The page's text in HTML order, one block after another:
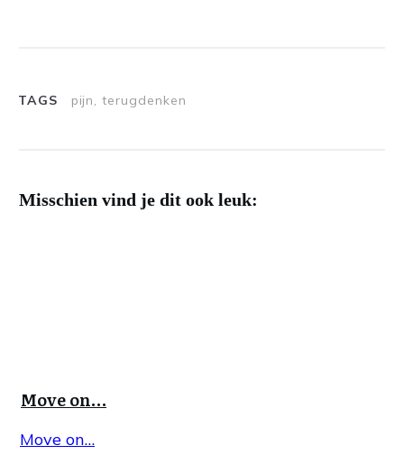
TAGS pijn, terugdenken
Misschien vind je dit ook leuk:
Move on…
Move on…